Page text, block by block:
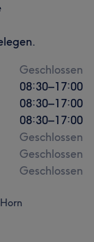
Geschlossen
08:30–17:00
08:30–17:00
08:30–17:00
Geschlossen
Geschlossen
Geschlossen
Horn